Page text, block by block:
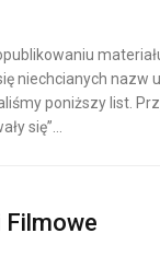
niechcianych nazw
poniższy list.
się”…
Filmowe